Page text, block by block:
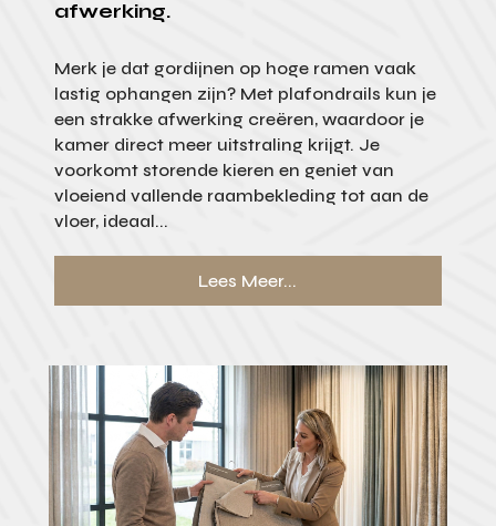
afwerking.
Merk je dat gordijnen op hoge ramen vaak
lastig ophangen zijn? Met plafondrails kun je
een strakke afwerking creëren, waardoor je
kamer direct meer uitstraling krijgt. Je
voorkomt storende kieren en geniet van
vloeiend vallende raambekleding tot aan de
vloer, ideaal...
Lees Meer...